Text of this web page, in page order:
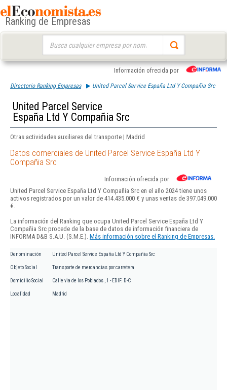
Ranking de Empresas
Información ofrecida por
Directorio Ranking Empresas United Parcel Service España Ltd Y Compañia Src
United Parcel Service
España Ltd Y Compañia Src
Otras actividades auxiliares del transporte | Madrid
Datos comerciales de United Parcel Service España Ltd Y
Compañia Src
Información ofrecida por
United Parcel Service España Ltd Y Compañia Src en el año 2024 tiene unos
activos registrados por un valor de 414.435.000 € y unas ventas de 397.049.000
€.
La información del Ranking que ocupa United Parcel Service España Ltd Y
Compañia Src procede de la base de datos de información financiera de
INFORMA D&B S.A.U. (S.M.E.). Más información sobre el Ranking de Empresas.
Denominación United Parcel Service España Ltd Y Compañia Src
Objeto Social Transporte de mercancias por carretera
Domicilio Social Calle via de los Poblados , 1 - EDIF. D-C
Localidad Madrid